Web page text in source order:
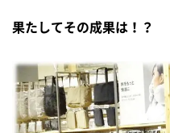
果たしてその成果は！？